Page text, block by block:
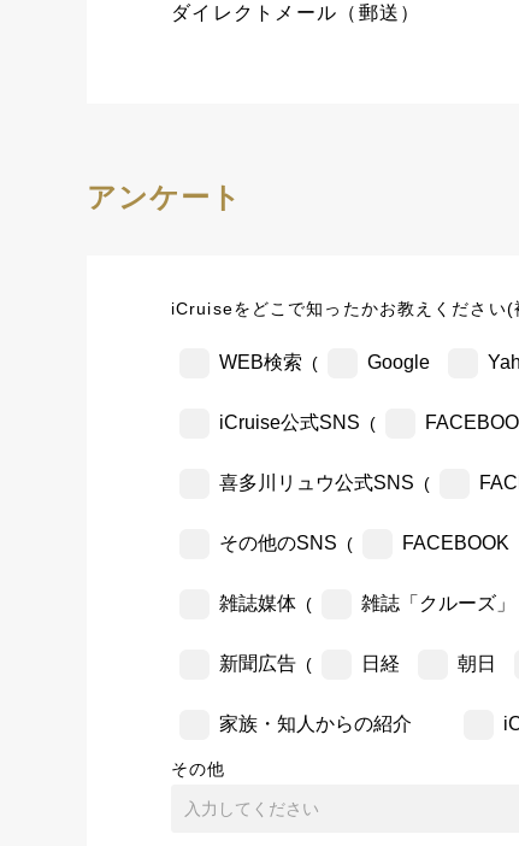
ダイレクトメール（郵送）
アンケート
iCruiseをどこで知ったかお教えください(
WEB検索 ( Google
iCruise公式SNS (
喜多川リュウ公式SNS (
その他のSNS ( FACEBOOK
雑誌媒体 ( 雑誌「クルーズ」
新聞広告 ( 日経 朝日
家族・知人からの紹介
その他